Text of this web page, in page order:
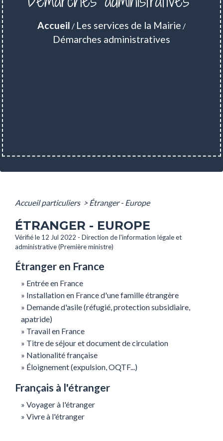
Accueil / Les services de la Mairie /
Démarches administratives
Accueil particuliers > Étranger - Europe
ÉTRANGER - EUROPE
Vérifié le 12 Jul 2022 - Direction de l'information légale et
administrative (Première ministre)
Étranger en France
Entrée en France
Installation en France d'une famille étrangère
Demande d'asile (réfugié, protection subsidiaire,
apatride)
Travail en France
Titre de séjour et document de circulation
Nationalité française
Éloignement (expulsion, OQTF...)
Français à l'étranger
Voyager à l'étranger
Vivre à l'étranger